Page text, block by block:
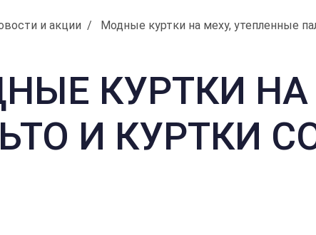
и акции Модные куртки на меху, утепленные
КУРТКИ НА
И КУРТКИ